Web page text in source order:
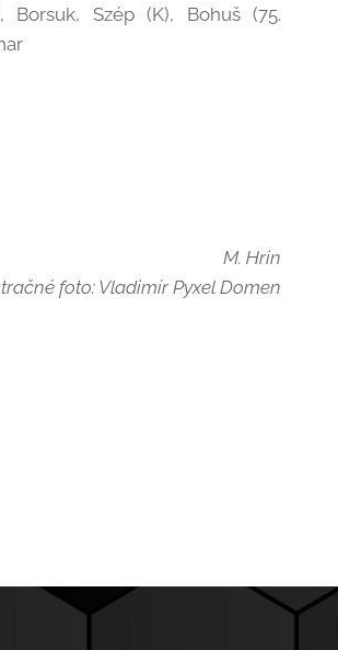
Borsuk, Szép (K), Bohuš (75.
M. Hrin
foto: Vladimír Pyxel Domen